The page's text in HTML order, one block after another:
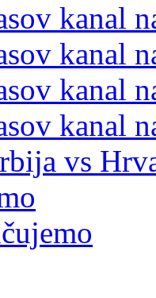
kanal
kanal
kanal
kanal
vs